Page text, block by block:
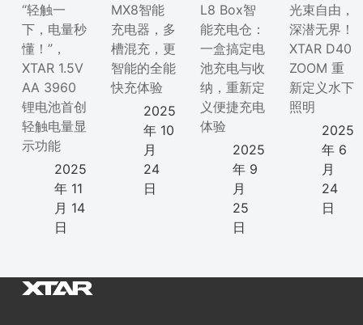
“轻触一
下，电量秒
懂！”，
XTAR 1.5V
AA 3960
锂电池首创
轻触电量显
示功能
2025
年 11
月 14
日
MX8智能
充电器，多
槽混充，更
智能的全能
快充体验
2025
年 10
月
24
日
L8 Box智
能充电仓：
一盒搞定电
池充电与收
纳，重新定
义便捷充电
体验
2025
年 9
月
25
日
光束自由，
深潜无界！
XTAR D40
ZOOM 重
新定义水下
照明
2025
年 6
月
24
日